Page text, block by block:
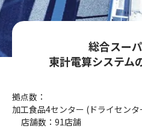
総合スー
東計電算システム
拠点数：
加工食品4センター (ドライセン
店舗数： 91店舗